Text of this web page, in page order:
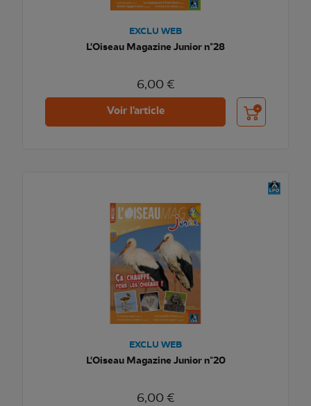
EXCLU WEB
L'Oiseau Magazine Junior n°28
6,00 €
Voir l'article Ajouter au
EXCLU WEB
L'Oiseau Magazine Junior n°20
6,00 €